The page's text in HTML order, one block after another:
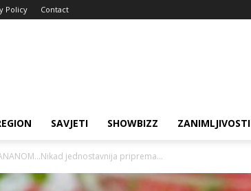
Policy Contact
SAVJETI SHOWBIZZ ZANIMLJIVOSTI
jednostavnija priprema…